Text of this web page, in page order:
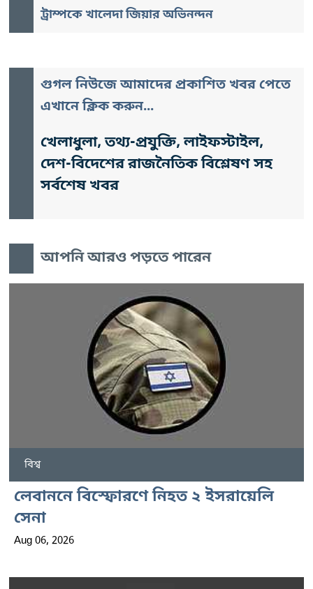
ট্রাম্পকে খালেদা জিয়ার অভিনন্দন
গুগল নিউজে আমাদের প্রকাশিত খবর পেতে
এখানে ক্লিক করুন...
খেলাধুলা, তথ্য-প্রযুক্তি, লাইফস্টাইল,
দেশ-বিদেশের রাজনৈতিক বিশ্লেষণ সহ
সর্বশেষ খবর
আপনি আরও পড়তে পারেন
বিশ্ব
লেবাননে বিস্ফোরণে নিহত ২ ইসরায়েলি
সেনা
Aug 06, 2026